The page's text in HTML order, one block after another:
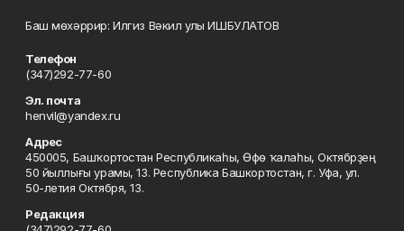
Баш мөхәррир: Илгиз Вәкил улы ИШБУЛАТОВ
Телефон
(347)292-77-60
Эл. почта
henvil@yandex.ru
Адрес
450005, Башҡортостан Республикаһы, Өфө ҡалаһы, Октябрҙең
50 йыллығы урамы, 13. Республика Башкортостан, г. Уфа, ул.
50-летия Октября, 13.
Редакция